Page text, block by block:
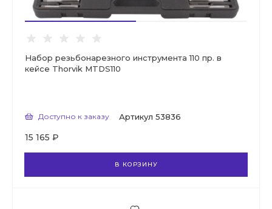
Набор резьбонарезного инструмента 110 пр. в
кейсе Thorvik MTDS110
Доступно к заказу Артикул 53836
15 165 ₽
В КОРЗИНУ